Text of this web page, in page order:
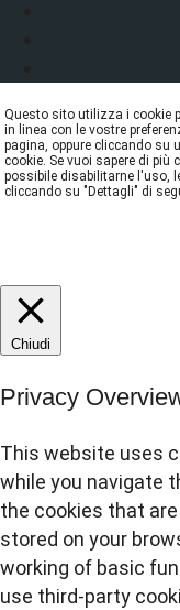
Questo sito utilizza i cookie
in linea con le vostre
pagina, oppure cliccando su
cookie. Se vuoi sapere di
possibile disabilitarne l'uso,
cliccando su "Dettagli" di
Chiudi
Privacy
This website uses
while you navigate
the cookies that
stored on your
working of basic
use third-party